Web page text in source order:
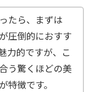
たら、まずは
圧倒的におすす
力的ですが、こ
う驚くほどの美
特徴です。